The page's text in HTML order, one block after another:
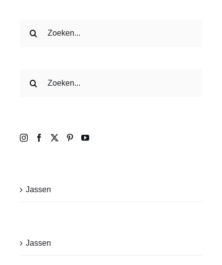
naar:
naar:
Jassen
Jassen